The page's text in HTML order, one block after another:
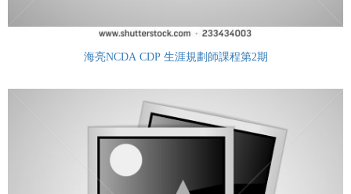
海亮NCDA CDP 生涯規劃師課程第2期